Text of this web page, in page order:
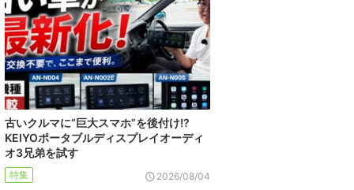
古いクルマに“巨大スマホ”を後付け!?
KEIYOポータブルディスプレイオーディ
オ3兄弟を試す
特集 2026/08/04